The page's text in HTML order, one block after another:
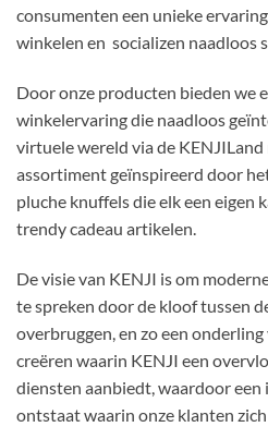
consumenten een unieke
winkelen en socializen naadloos
Door onze producten bieden we
winkelervaring die naadloos
virtuele wereld via de
assortiment geïnspireerd door
pluche knuffels die elk een eigen
trendy cadeau artikelen.
De visie van KENJI is om
te spreken door de kloof tussen
overbruggen, en zo een
creëren waarin KENJI een
diensten aanbiedt, waardoor
ontstaat waarin onze klanten